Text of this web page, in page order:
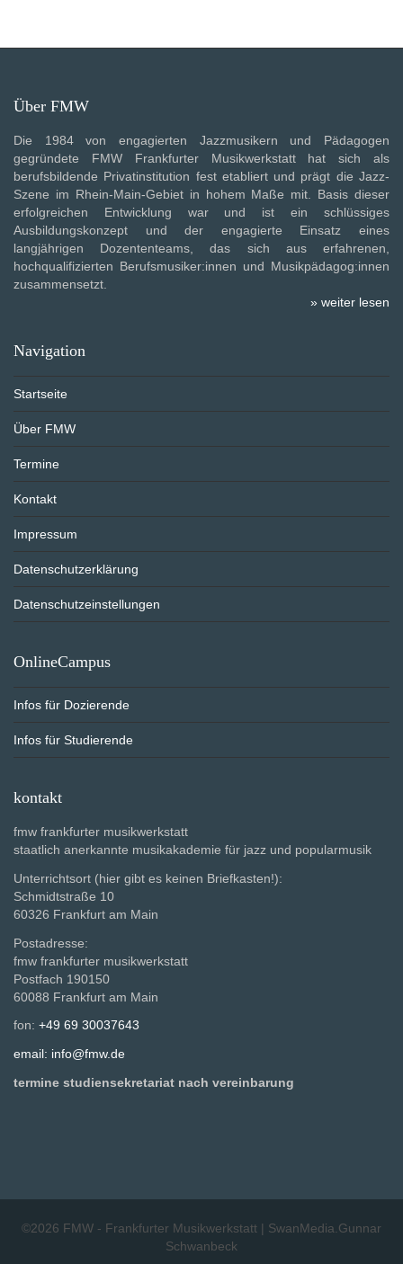
Über FMW
Die 1984 von engagierten Jazzmusikern und Pädagogen
gegründete FMW Frankfurter Musikwerkstatt hat sich als
berufsbildende Privatinstitution fest etabliert und prägt die Jazz-
Szene im Rhein-Main-Gebiet in hohem Maße mit. Basis dieser
erfolgreichen Entwicklung war und ist ein schlüssiges
Ausbildungskonzept und der engagierte Einsatz eines
langjährigen Dozententeams, das sich aus erfahrenen,
hochqualifizierten Berufsmusiker:innen und Musikpädagog:innen
zusammensetzt.
» weiter lesen
Navigation
Startseite
Über FMW
Termine
Kontakt
Impressum
Datenschutzerklärung
Datenschutzeinstellungen
OnlineCampus
Infos für Dozierende
Infos für Studierende
kontakt
fmw frankfurter musikwerkstatt
staatlich anerkannte musikakademie für jazz und popularmusik
Unterrichtsort (hier gibt es keinen Briefkasten!):
Schmidtstraße 10
60326 Frankfurt am Main
Postadresse:
fmw frankfurter musikwerkstatt
Postfach 190150
60088 Frankfurt am Main
fon: +49 69 30037643
email: info@fmw.de
termine studiensekretariat nach vereinbarung
©2026 FMW - Frankfurter Musikwerkstatt | SwanMedia.Gunnar
Schwanbeck